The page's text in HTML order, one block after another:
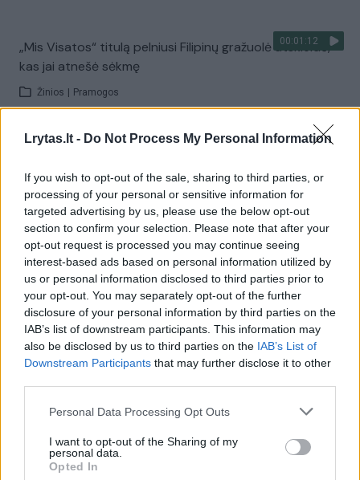
Lrytas.lt - Do Not Process My Personal Information
If you wish to opt-out of the sale, sharing to third parties, or
processing of your personal or sensitive information for
targeted advertising by us, please use the below opt-out
section to confirm your selection. Please note that after your
opt-out request is processed you may continue seeing
interest-based ads based on personal information utilized by
us or personal information disclosed to third parties prior to
your opt-out. You may separately opt-out of the further
disclosure of your personal information by third parties on the
IAB’s list of downstream participants. This information may
also be disclosed by us to third parties on the IAB’s List of
Downstream Participants that may further disclose it to other
Personal Data Processing Opt Outs
I want to opt-out of the Sharing of my
personal data.
Opted In
00:01:12
„Mis Visatos“ titulą pelniusi Filipinų gražuolė atskleidė,
kas jai atnešė sėkmę
Žinios Pramogos
00:01:02
Gražiausio užpakaliuko konkursas Brazilijoje neapsiėjo
Žinios | Pramogos
00:01:36
Brazilijoje moterų kalėjime – grožio konkursas
Žinios | Pasaulis
Neeilinis grožio konkursas pritraukė tūkstančius
smalsuolių
Žinios | Pramogos